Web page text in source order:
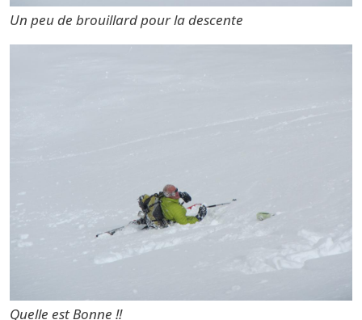
Un peu de brouillard pour la descente
Quelle est Bonne !!